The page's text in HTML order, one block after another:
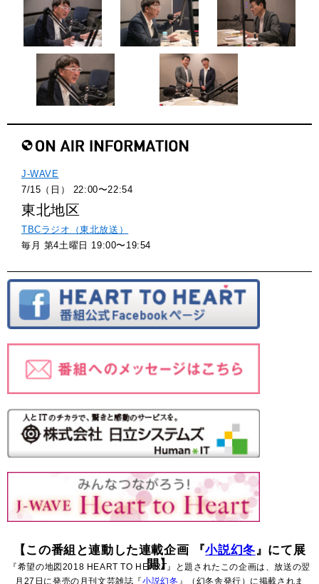
J-WAVE
7/15（日） 22:00〜22:54
東北地区
TBCラジオ（東北放送）
毎月 第4土曜日 19:00〜19:54
【この番組と連動した連載企画 『小説幻冬 』にて展
開】
『希望の地図2018 HEART TO HEART』と題されたこの企画は、放送の翌
月27日に発売の月刊文芸雑誌『小説幻冬 』（幻冬舎発行）に掲載されま